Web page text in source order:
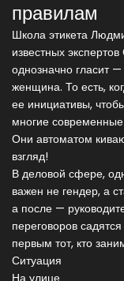
правилам
Школа этикета
известных
однозначно гласит
женщина. То есть,
ее инициативы,
многие
Они автоматом
взгляд!
В деловой сфере,
важен не гендер, а
а после —
переговоров
первым тот, кто
Ситуация